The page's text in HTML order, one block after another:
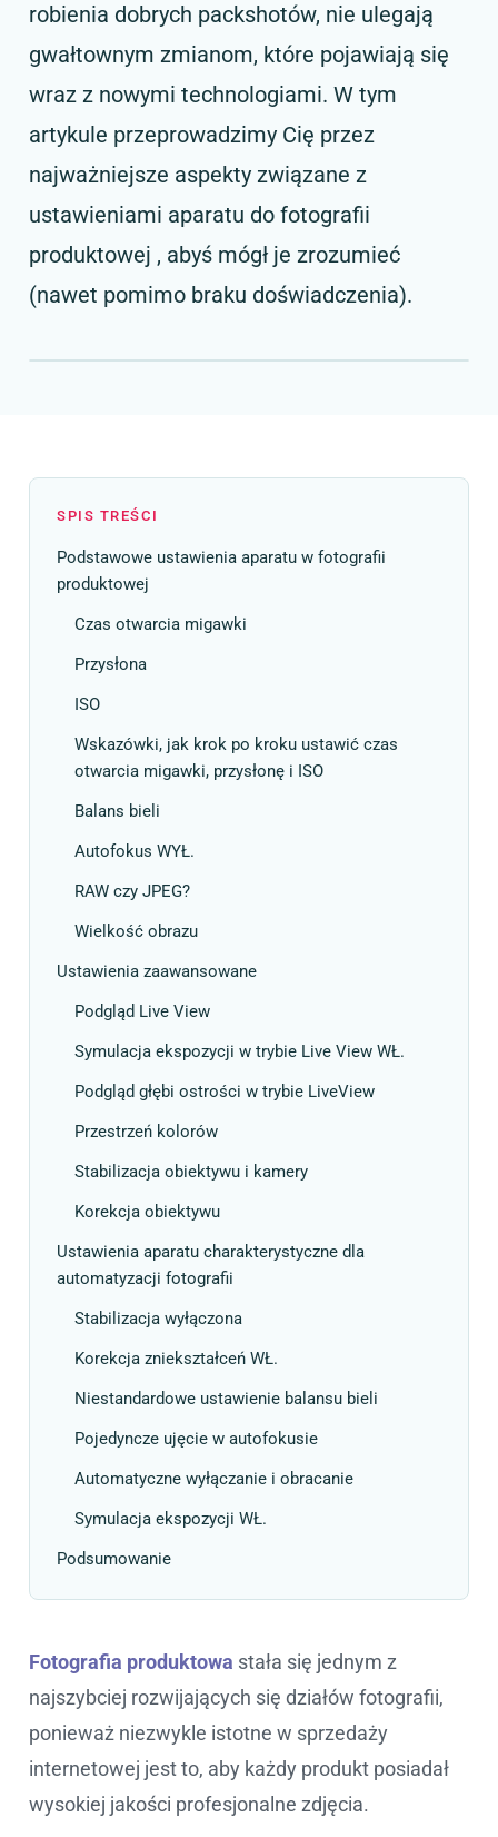
robienia dobrych packshotów, nie ulegają
gwałtownym zmianom, które pojawiają się
wraz z nowymi technologiami. W tym
artykule przeprowadzimy Cię przez
najważniejsze aspekty związane z
ustawieniami aparatu do fotografii
produktowej , abyś mógł je zrozumieć
(nawet pomimo braku doświadczenia).
SPIS TREŚCI
Podstawowe ustawienia aparatu w fotografii
produktowej
Czas otwarcia migawki
Przysłona
ISO
Wskazówki, jak krok po kroku ustawić czas
otwarcia migawki, przysłonę i ISO
Balans bieli
Autofokus WYŁ.
RAW czy JPEG?
Wielkość obrazu
Ustawienia zaawansowane
Podgląd Live View
Symulacja ekspozycji w trybie Live View WŁ.
Podgląd głębi ostrości w trybie LiveView
Przestrzeń kolorów
Stabilizacja obiektywu i kamery
Korekcja obiektywu
Ustawienia aparatu charakterystyczne dla
automatyzacji fotografii
Stabilizacja wyłączona
Korekcja zniekształceń WŁ.
Niestandardowe ustawienie balansu bieli
Pojedyncze ujęcie w autofokusie
Automatyczne wyłączanie i obracanie
Symulacja ekspozycji WŁ.
Podsumowanie
Fotografia produktowa stała się jednym z
najszybciej rozwijających się działów fotografii,
ponieważ niezwykle istotne w sprzedaży
internetowej jest to, aby każdy produkt posiadał
wysokiej jakości profesjonalne zdjęcia.